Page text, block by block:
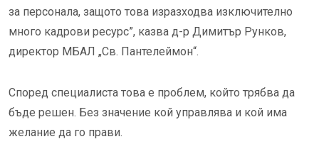
за персонала, защото това изразходва изключително
много кадрови ресурс”, казва д-р Димитър Рунков,
директор МБАЛ „Св. Пантелеймон“.
Според специалиста това е проблем, който трябва да
бъде решен. Без значение кой управлява и кой има
желание да го прави.